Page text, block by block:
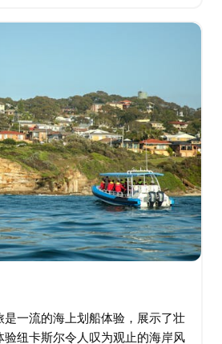
是一流的海上划船体验，展示了壮
纽卡斯尔令人叹为观止的海岸风